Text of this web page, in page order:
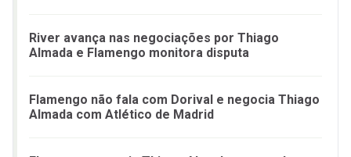
River avança nas negociações por Thiago
Almada e Flamengo monitora disputa
Flamengo não fala com Dorival e negocia Thiago
Almada com Atlético de Madrid